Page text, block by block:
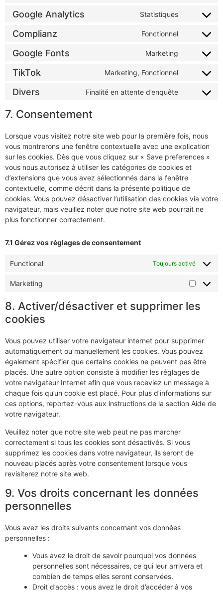
Google Analytics Statistiques
Complianz Fonctionnel
Google Fonts Marketing
TikTok Marketing, Fonctionnel
Divers Finalité en attente d’enquête
7. Consentement
Lorsque vous visitez notre site web pour la première fois, nous
vous montrerons une fenêtre contextuelle avec une explication
sur les cookies. Dès que vous cliquez sur « Save preferences »
vous nous autorisez à utiliser les catégories de cookies et
d’extensions que vous avez sélectionnés dans la fenêtre
contextuelle, comme décrit dans la présente politique de
cookies. Vous pouvez désactiver l’utilisation des cookies via votre
navigateur, mais veuillez noter que notre site web pourrait ne
plus fonctionner correctement.
7.1 Gérez vos réglages de consentement
Functional Toujours activé
Marketing
8. Activer/désactiver et supprimer les
cookies
Vous pouvez utiliser votre navigateur internet pour supprimer
automatiquement ou manuellement les cookies. Vous pouvez
également spécifier que certains cookies ne peuvent pas être
placés. Une autre option consiste à modifier les réglages de
votre navigateur Internet afin que vous receviez un message à
chaque fois qu’un cookie est placé. Pour plus d’informations sur
ces options, reportez-vous aux instructions de la section Aide de
votre navigateur.
Veuillez noter que notre site web peut ne pas marcher
correctement si tous les cookies sont désactivés. Si vous
supprimez les cookies dans votre navigateur, ils seront de
nouveau placés après votre consentement lorsque vous
revisiterez notre site web.
9. Vos droits concernant les données
personnelles
Vous avez les droits suivants concernant vos données
personnelles :
Vous avez le droit de savoir pourquoi vos données
personnelles sont nécessaires, ce qui leur arrivera et
combien de temps elles seront conservées.
Droit d’accès : vous avez le droit d’accéder à vos